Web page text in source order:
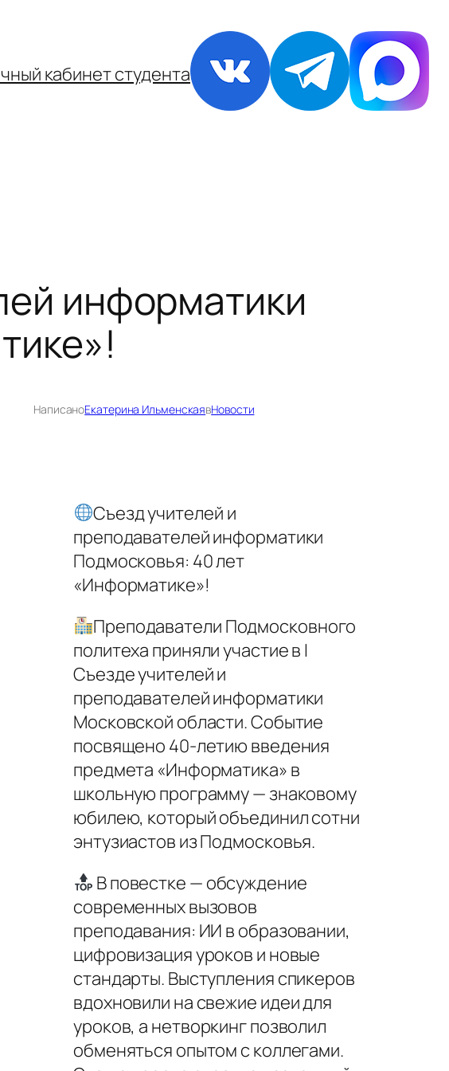
кабинет студента
информатики
НаписаноЕкатерина ИльменскаявНовости
Съезд учителей и
преподавателей информатики
Подмосковья: 40 лет
«Информатике»!
Преподаватели Подмосковного
политеха приняли участие в I
Съезде учителей и
преподавателей информатики
Московской области. Событие
посвящено 40-летию введения
предмета «Информатика» в
школьную программу — знаковому
юбилею, который объединил сотни
энтузиастов из Подмосковья.
В повестке — обсуждение
современных вызовов
преподавания: ИИ в образовании,
цифровизация уроков и новые
стандарты. Выступления спикеров
вдохновили на свежие идеи для
уроков, а нетворкинг позволил
обменяться опытом с коллегами.